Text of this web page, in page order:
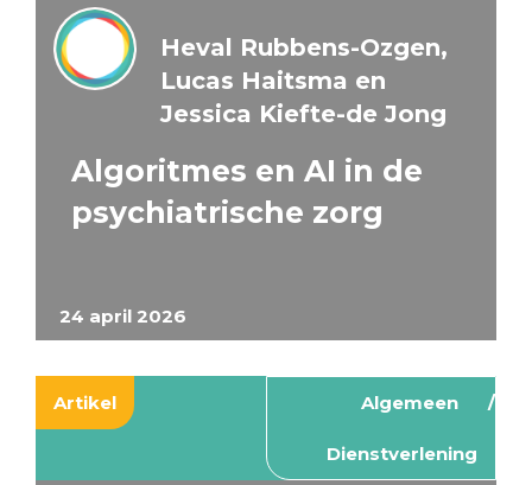
24 april 2026
Heval Rubbens-Ozgen,
Lucas Haitsma en
Jessica Kiefte-de Jong
Algoritmes en AI in de
psychiatrische zorg
Artikel Algemeen
Dienstverlening